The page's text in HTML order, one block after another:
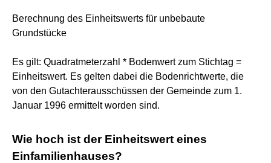
Berechnung des Einheitswerts für unbebaute
Grundstücke
Es gilt: Quadratmeterzahl * Bodenwert zum Stichtag =
Einheitswert. Es gelten dabei die Bodenrichtwerte, die
von den Gutachterausschüssen der Gemeinde zum 1.
Januar 1996 ermittelt worden sind.
Wie hoch ist der Einheitswert eines
Einfamilienhauses?